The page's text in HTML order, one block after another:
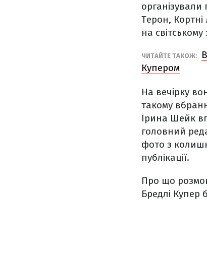
організували
Терон, Кортні
на
ЧИТАЙТЕ ТАКОЖ:
Купером
На вечірку
такому
Ірина Шейк
головний
фото з
публікації.
Про що
Бредлі Купер